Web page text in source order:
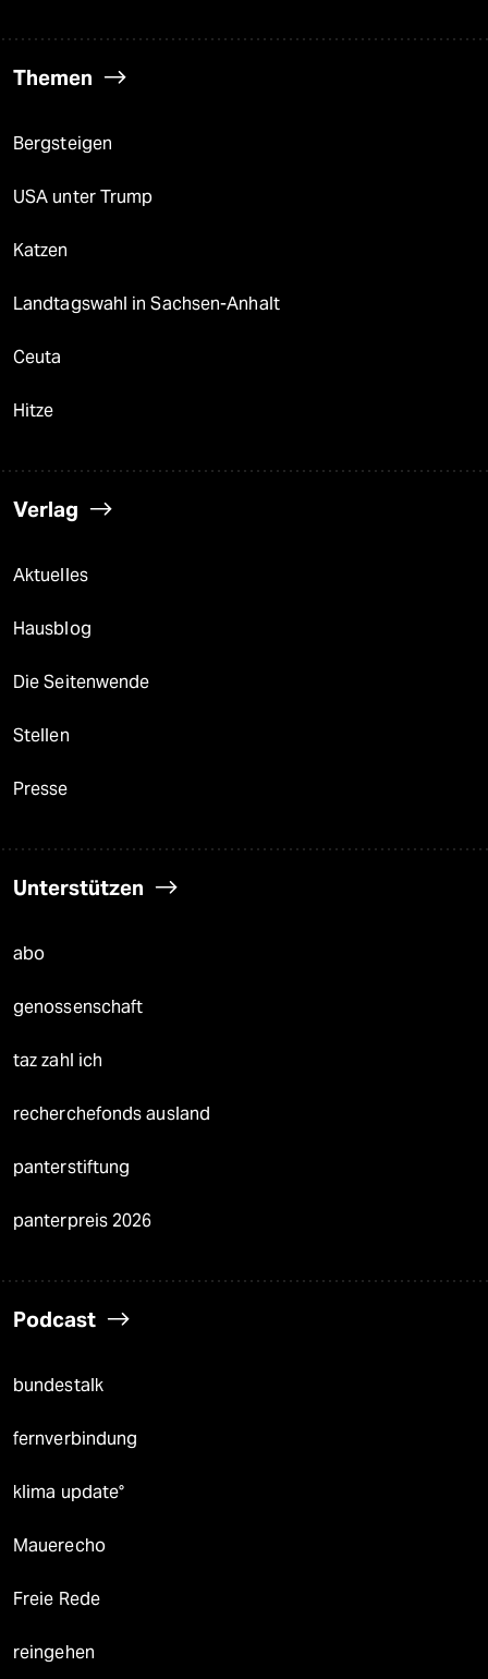
Themen
Bergsteigen
USA unter Trump
Katzen
Landtagswahl in Sachsen-Anhalt
Ceuta
Hitze
Verlag
Aktuelles
Hausblog
Die Seitenwende
Stellen
Presse
Unterstützen
abo
genossenschaft
taz zahl ich
recherchefonds ausland
panterstiftung
panterpreis 2026
Podcast
bundestalk
fernverbindung
klima update°
Mauerecho
Freie Rede
reingehen